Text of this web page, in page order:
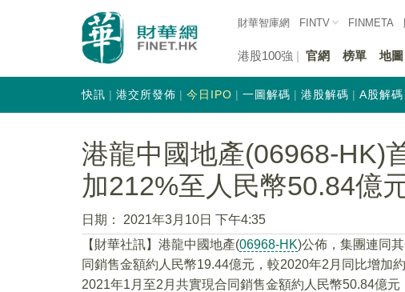
財華智庫網 FINTV FINMETA
港股100強 官網 榜單 地圖
快訊 港交所發佈 今日IPO 一圖解碼 港股解碼 A股解碼
港龍中國地產(06968-HK)
加212%至人民幣50.84億
日期：
2021年3月10日 下午4:35
【財華社訊】港龍中國地產(06968-HK)公佈，集團連同
同銷售金額約人民幣19.44億元，較2020年2月同比增加
2021年1月至2月共實現合同銷售金額約人民幣50.84億元